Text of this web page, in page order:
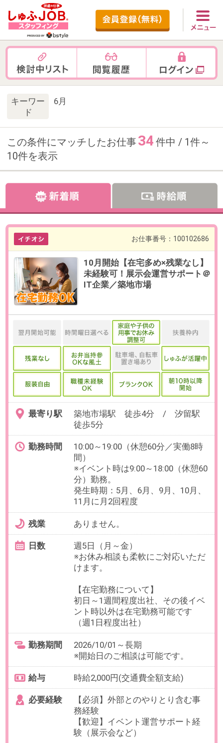
キーワー
ド
6月
この条件にマッチしたお仕事
10件を表示
お仕事番号：100102686
10月開始【在宅多め×残業なし】
未経験可！展示会運営サポート＠
IT企業／築地市場
最寄り駅 築地市場駅 徒歩4分 / 汐留駅
徒歩5分
10:00～19:00（休憩60分／実働8時
※イベント時は9:00～18:00（休憩60
発生時期：5月、6月、9月、10月、
11月に月2回程度
残業 ありません。
週5日（月～金）
※お休み相談も柔軟にご対応いただ
【在宅勤務について】
初日～1週間程度出社、その後イベ
ント時以外は在宅勤務可能です
（週1日程度出社）
2026/10/01～長期
※開始日のご相談は可能です。
時給2,000円(交通費全額支給)
【必須】外部とのやりとり含む事
験（展示会など）
OAスキル
在宅OK【週5日×最短17時まで】
freee使用＊仕訳が得意な方へ＠